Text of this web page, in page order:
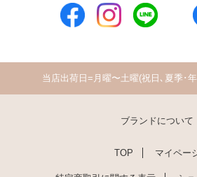
当店出荷日=月曜〜土曜(祝日､夏季･
ブランドについて
TOP マイペー